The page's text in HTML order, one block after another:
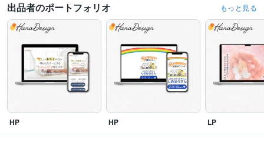
ンプレート X投稿画像・テンプレート・ヘッダー画像
Instagram投稿画像
ブログ・スライド資料 サムネイル・バナー・リッチメニュー Kindle本表
紙
印刷物（チラシ・パンフレット・名刺）
ヘッダー サムネイル Instagram ブログ
チラシ
パンフレット
名刺
出品者のポートフォリオ もっと見る
HP HP LP